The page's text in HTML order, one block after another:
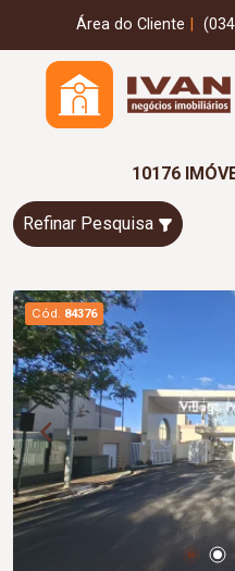
Área do Cliente
10176
Refinar Pesquisa
Cód. 84376